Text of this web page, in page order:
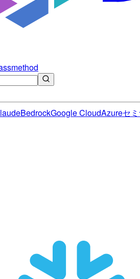
BedrockGoogle CloudAzureセ